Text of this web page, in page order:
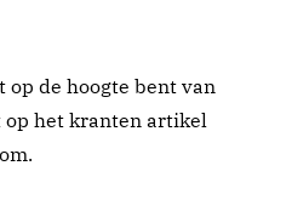
op de hoogte bent van
op het kranten artikel